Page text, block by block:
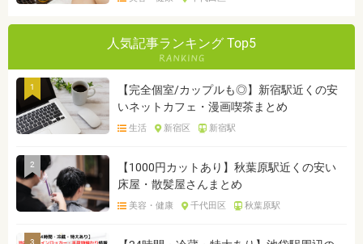
人気記事ランキング Top5
1
【完全個室/カップルも◎】新宿駅近くの安
いネットカフェ・漫画喫茶まとめ
生活 新宿区 新宿駅
2
【1000円カットあり】秋葉原駅近くの安い
床屋・散髪屋さんまとめ
美容・健康 千代田区 秋葉原駅